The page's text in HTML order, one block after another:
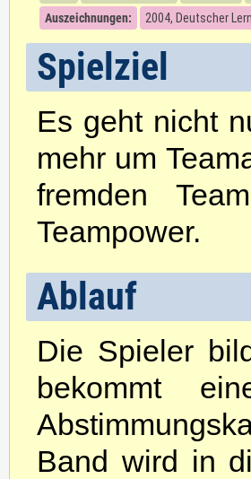
Auszeichnungen:
2004, Deutscher
Spielziel
Es geht nicht
mehr um
fremden
Teampower.
Ablauf
Die Spieler
bekommt
Band wird in